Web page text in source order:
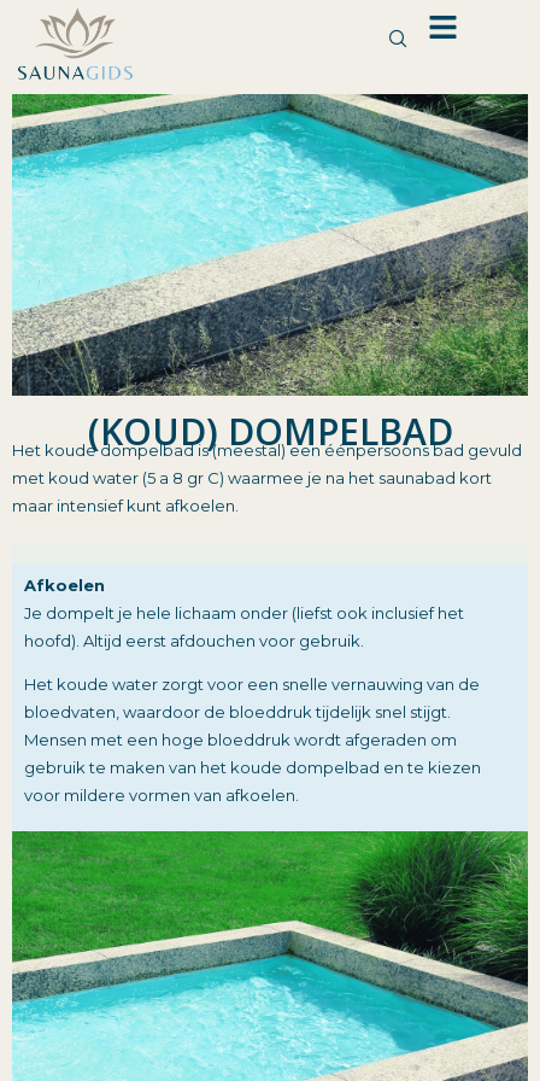
de
inhoud
(KOUD) DOMPELBAD
Het koude dompelbad is (meestal) een éénpersoons bad gevuld
met koud water (5 a 8 gr C) waarmee je na het saunabad kort
maar intensief kunt afkoelen.
Afkoelen
Je dompelt je hele lichaam onder (liefst ook inclusief het
hoofd). Altijd eerst afdouchen voor gebruik.
Het koude water zorgt voor een snelle vernauwing van de
bloedvaten, waardoor de bloeddruk tijdelijk snel stijgt.
Mensen met een hoge bloeddruk wordt afgeraden om
gebruik te maken van het koude dompelbad en te kiezen
voor mildere vormen van afkoelen.